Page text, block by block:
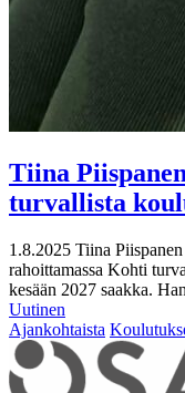
Tiina
turvallista
1.8.2025 Tiina
rahoittamassa Kohti
kesään 2027 saakka.
Uutinen
Ajankohtaista